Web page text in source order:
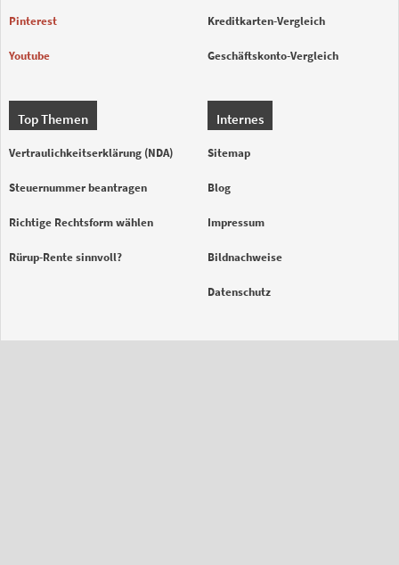
Pinterest
Youtube
Kreditkarten-Vergleich
Geschäftskonto-Vergleich
Top Themen
Vertraulichkeitserklärung (NDA)
Steuernummer beantragen
Richtige Rechtsform wählen
Rürup-Rente sinnvoll?
Internes
Sitemap
Blog
Impressum
Bildnachweise
Datenschutz